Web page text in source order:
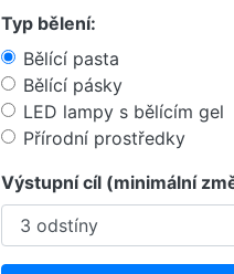
Typ bělení:
Bělící pasta
Bělící pásky
LED lampy s bělícím gel
Přírodní prostředky
Výstupní cíl (minimální